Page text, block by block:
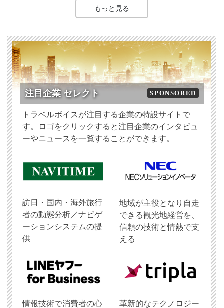
もっと見る
注目企業 セレクト SPONSORED
トラベルボイスが注目する企業の特設サイトで
す。ロゴをクリックすると注目企業のインタビュ
ーやニュースを一覧することができます。
訪日・国内・海外旅行
者の動態分析／ナビゲ
ーションシステムの提
供
地域が主役となり自走
できる観光地経営を、
信頼の技術と情熱で支
える
情報技術で消費者の心
革新的なテクノロジー